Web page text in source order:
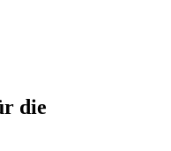
die